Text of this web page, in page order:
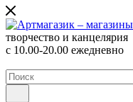
творчество и канцелярия
с 10.00-20.00 ежедневно